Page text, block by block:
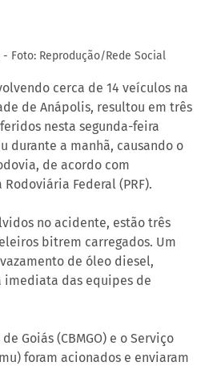
- Foto: Reprodução/Rede Social
cerca de 14 veículos na
de Anápolis, resultou em três
nesta segunda-feira
durante a manhã, causando o
de acordo com
Federal (PRF).
no acidente, estão três
bitrem carregados. Um
de óleo diesel,
imediata das equipes de
Goiás (CBMGO) e o Serviço
foram acionados e enviaram